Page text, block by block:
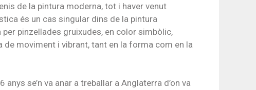
de la pintura moderna, tot i haver venut
és un cas singular dins de la pintura
pinzellades gruixudes, en color simbòlic,
de moviment i vibrant, tant en la forma com en la
se’n va anar a treballar a Anglaterra d’on va